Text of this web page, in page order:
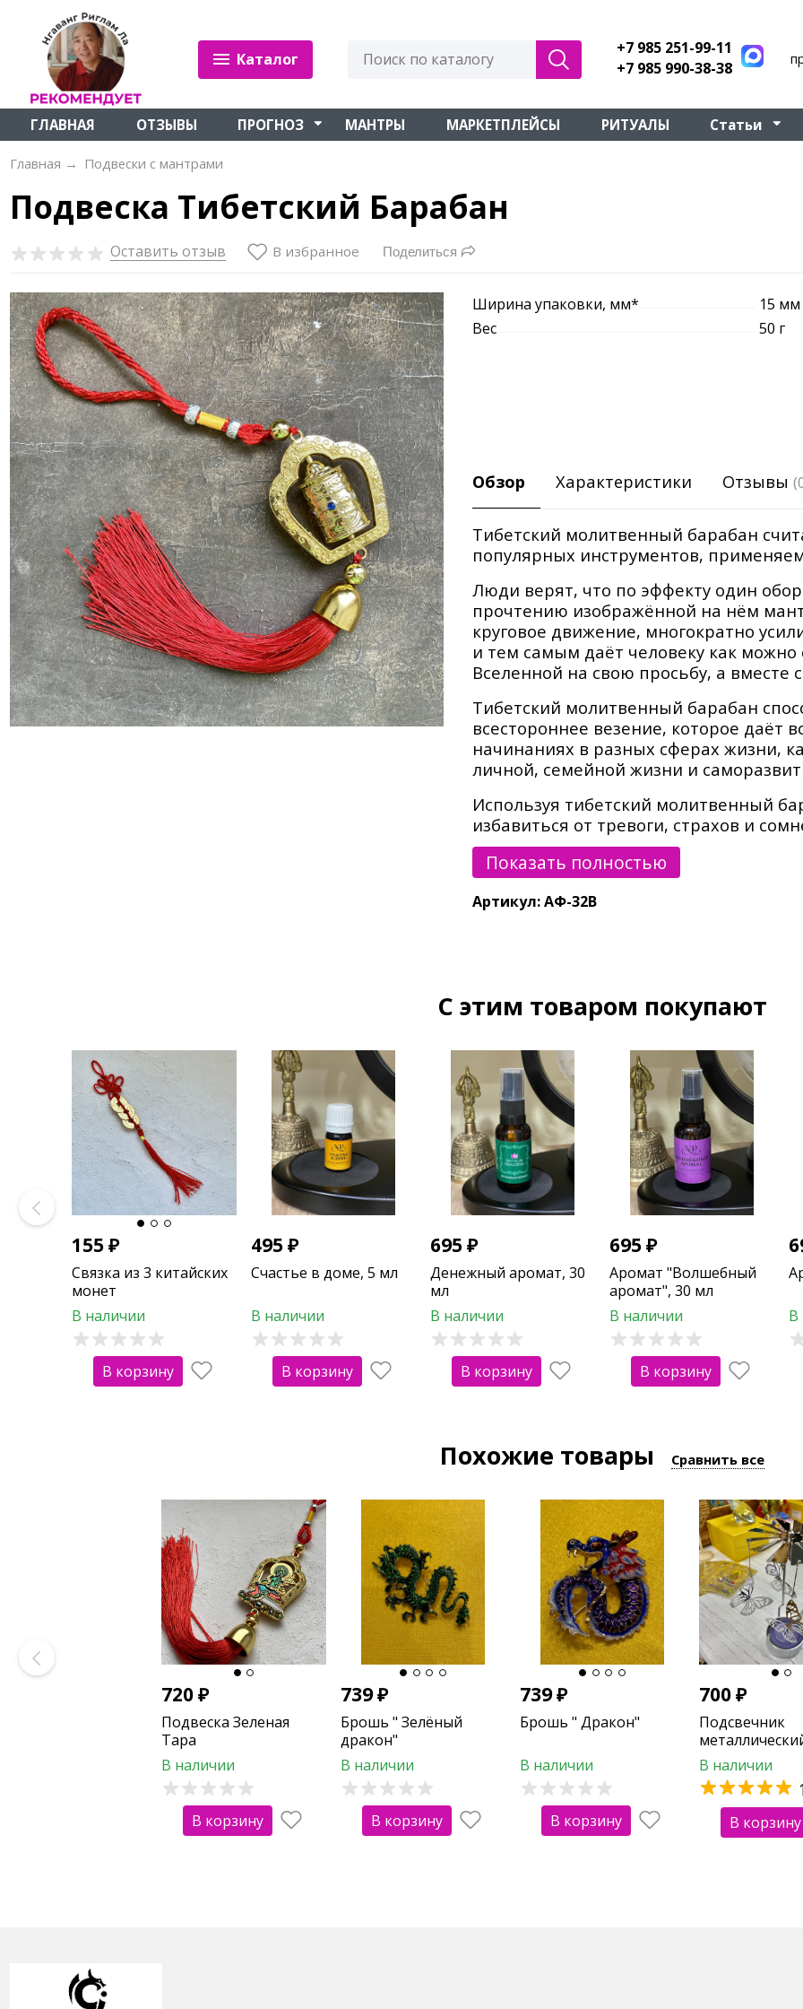
Каталог
+7 985 251-99-11
+7 985 990-38-38
ГЛАВНАЯ ОТЗЫВЫ ПРОГНОЗ МАНТРЫ МАРКЕТПЛЕЙСЫ РИТУАЛЫ Статьи
Главная → Подвески с мантрами
Подвеска Тибетский Барабан
Оставить отзыв В избранное Поделиться
Ширина упаковки, мм*
15 мм
Вес
50 г
Обзор Характеристики Отзывы
Тибетский молитвенный барабан
популярных инструментов,
Люди верят, что по эффекту один
прочтению изображённой на нём
круговое движение, многократно
и тем самым даёт человеку как
Вселенной на свою просьбу, а
Тибетский молитвенный барабан
всестороннее везение, которое даёт
начинаниях в разных сферах жизни,
личной, семейной жизни и
Используя тибетский молитвенный
избавиться от тревоги, страхов и
Крутить тибетский молитвенный
процессе рекомендуется читать
«Ом мани падме хум».
Показать полностью
Артикул: АФ-32В
C этим товаром покупают
155₽
Связка из 3 китайских
монет
В наличии
В корзину
495₽
Счастье в доме, 5 мл
В наличии
В корзину
695₽
Денежный аромат, 30
мл
В наличии
В корзину
695₽
Аромат "Волшебный
аромат", 30 мл
В наличии
В корзину
В
Похожие товары Сравнить все
720₽
Подвеска Зеленая
Тара
В наличии
В корзину
739₽
Брошь " Зелёный
дракон"
В наличии
В корзину
739₽
Брошь " Дракон"
В наличии
В корзину
700₽
Подсвечник
бабочками
В наличии
В корзину